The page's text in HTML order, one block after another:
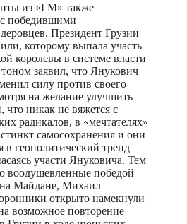
из «ГМ» также
с победившими
Президент Грузии
которому выпала участь
королевы в системе власти
заявил, что Янукович
силу против своего
на желание улучшить
что никак не вяжется с
радикалов, в «мечтателях»
самосохранения и они
в геополитический тренд
участи Януковича. Тем
воодушевленные победой
Майдане, Михаил
открыто намекнули
возможное повторение